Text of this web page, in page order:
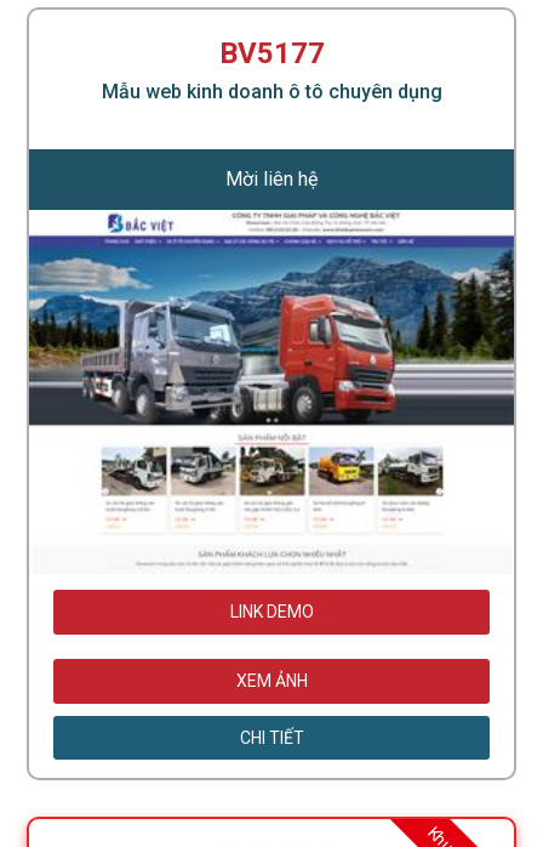
BV5177
Mẫu web kinh doanh ô tô chuyên dụng
Mời liên hệ
LINK DEMO
XEM ẢNH
CHI TIẾT